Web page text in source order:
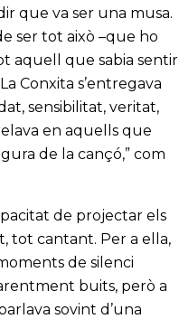
que va ser una musa.
ser tot això –que ho
aquell que sabia sentir
Conxita s’entregava
sensibilitat, veritat,
en aquells que
de la cançó,” com
de projectar els
tot cantant. Per a ella,
de silenci
buits, però a
sovint d’una